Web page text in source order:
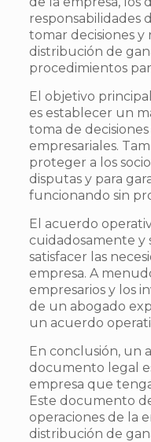
responsabilidades
tomar decisiones y
distribución de
procedimientos
El objetivo
es establecer un
toma de
empresariales.
proteger a los
disputas y para
funcionando sin
El acuerdo
cuidadosamente y
satisfacer las
empresa. A
empresarios y los
de un abogado
un acuerdo
En conclusión, un
documento legal
empresa que
Este documento
operaciones de la
distribución de